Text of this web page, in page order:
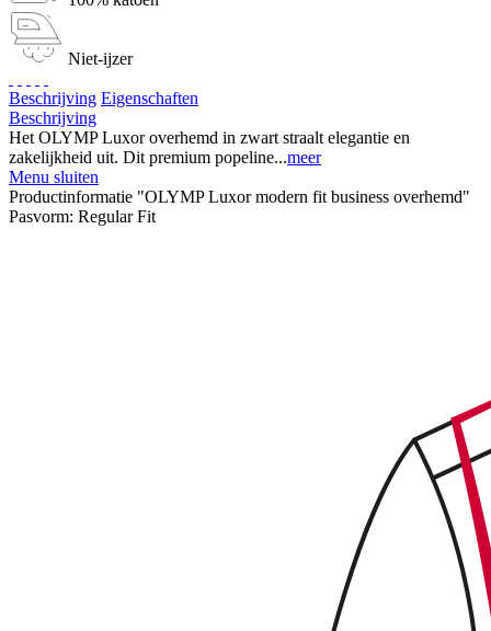
Niet-ijzer
Beschrijving Eigenschaften
Beschrijving
Het OLYMP Luxor overhemd in zwart straalt elegantie en
zakelijkheid uit. Dit premium popeline...meer
Menu sluiten
Productinformatie "OLYMP Luxor modern fit business overhemd"
Pasvorm: Regular Fit